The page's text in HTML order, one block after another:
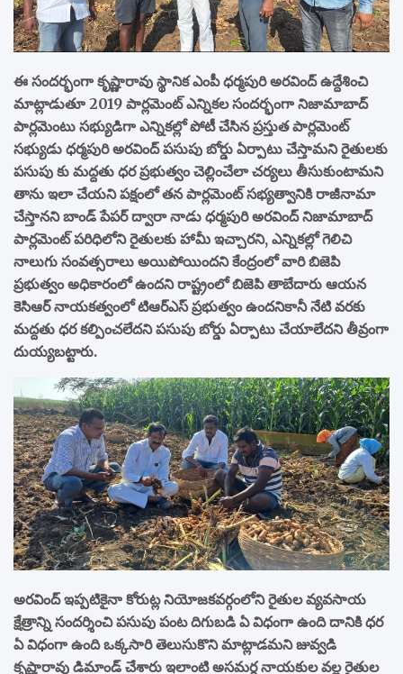
ఈ సందర్భంగా కృష్ణారావు స్థానిక ఎంపీ ధర్మపురి అరవింద్ ఉద్దేశించి
మాట్లాడుతూ 2019 పార్లమెంట్ ఎన్నికల సందర్భంగా నిజామాబాద్
పార్లమెంటు సభ్యుడిగా ఎన్నికల్లో పోటీ చేసిన ప్రస్తుత పార్లమెంట్
సభ్యుడు ధర్మపురి అరవింద్ పసుపు బోర్డు ఏర్పాటు చేస్తామని రైతులకు
పసుపు కు మద్దతు ధర ప్రభుత్వం చెల్లించేలా చర్యలు తీసుకుంటామని
తాను ఇలా చేయని పక్షంలో తన పార్లమెంట్ సభ్యత్వానికి రాజీనామా
చేస్తానని బాండ్ పేపర్ ద్వారా నాడు ధర్మపురి అరవింద్ నిజామాబాద్
పార్లమెంట్ పరిధిలోని రైతులకు హామీ ఇచ్చారని, ఎన్నికల్లో గెలిచి
నాలుగు సంవత్సరాలు అయిపోయిందని కేంద్రంలో వారి బిజెపి
ప్రభుత్వం అధికారంలో ఉందని రాష్ట్రంలో బిజెపి తాబేదారు ఆయన
కెసిఆర్ నాయకత్వంలో టిఆర్ఎస్ ప్రభుత్వం ఉందనికానీ నేటి వరకు
మద్దతు ధర కల్పించలేదని పసుపు బోర్డు ఏర్పాటు చేయాలేదని తీవ్రంగా
దుయ్యబట్టారు.
అరవింద్ ఇప్పటికైనా కోరుట్ల నియోజకవర్గంలోని రైతుల వ్యవసాయ
క్షేత్రాన్ని సందర్శించి పసుపు పంట దిగుబడి ఏ విధంగా ఉంది దానికి ధర
ఏ విధంగా ఉంది ఒక్కసారి తెలుసుకొని మాట్లాడమని జువ్వడి
కృష్ణారావు డిమాండ్ చేశారు ఇలాంటి అసమర్ధ నాయకుల వల్ల రైతుల